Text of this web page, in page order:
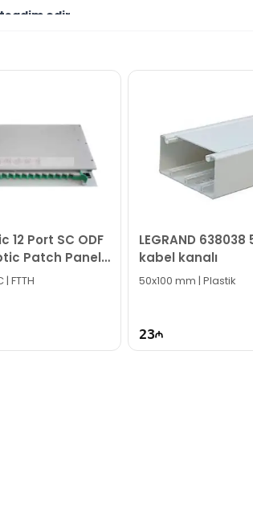
edir.
KREDİT şərtləri ilə əldə edə
dəstək xəttində cavablandırmağa hər
12 Port SC ODF
Patch Panel
31
| FTTH
LEGRAND 638038
kabel kanalı
50x100 mm | Plastik
23